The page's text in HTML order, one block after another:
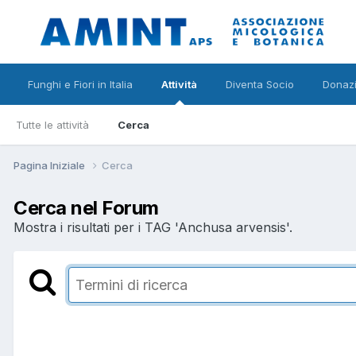
Funghi e Fiori in Italia Attività
Tutte le attività Cerca
Diventa Socio
Pagina Iniziale Cerca
Cerca nel Forum
Mostra i risultati per i TAG 'Anchusa arvensis'.